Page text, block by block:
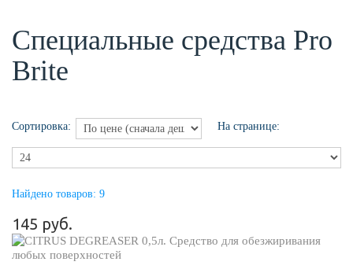
Специальные средства Pro
Brite
Сортировка: На странице:
Найдено товаров: 9
145 руб.